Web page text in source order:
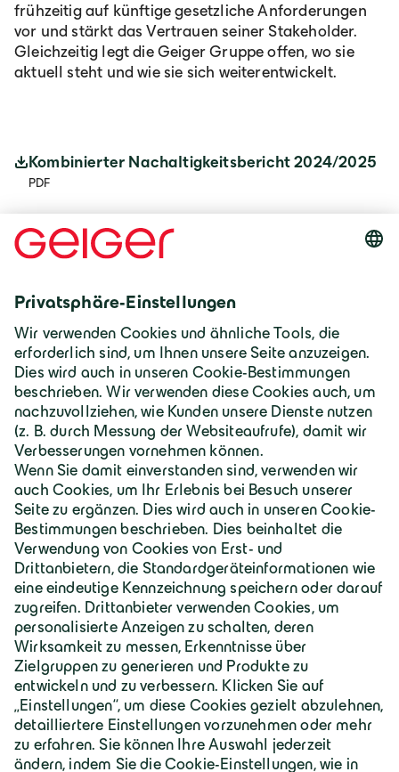
Kombinierter Nachaltigkeitsbericht 2024/2025
PDF
Kennzahlen Update 2025
PDF
bei der Geiger Gruppe:
Mehr erfahren
frühzeitig auf künftige gesetzliche Anforderungen
vor und stärkt das Vertrauen seiner Stakeholder.
Gleichzeitig legt die Geiger Gruppe offen, wo sie
aktuell steht und wie sie sich weiterentwickelt.
Deutschland | Deutsch
Geiger Gruppe
Über Geiger